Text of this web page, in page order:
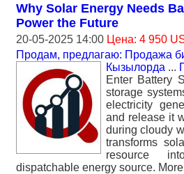
Why Solar Energy Needs
Power the Future
20-05-2025 14:00 Цена: 4 950
Продам, предлагаю: Продажа
Кызылорда ...
Enter Battery
storage
electricity
and release it
during cloudy
transforms
resource
dispatchable energy source.